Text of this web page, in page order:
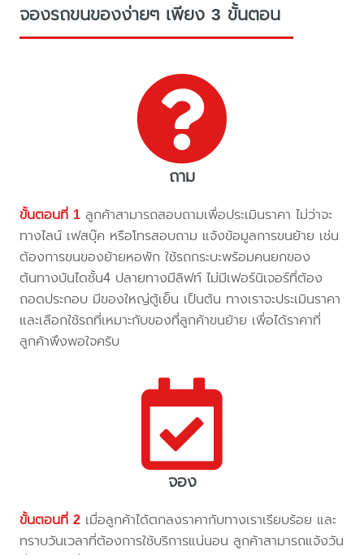
จองรถขนของง่ายๆ เพียง 3 ขั้นตอน
ถาม
ขั้นตอนที่ 1 ลูกค้าสามารถสอบถามเพื่อประเมินราคา ไม่ว่าจะ
ทางไลน์ เฟสบุ๊ค หรือโทรสอบถาม แจ้งข้อมูลการขนย้าย เช่น
ต้องการขนของย้ายหอพัก ใช้รถกระบะพร้อมคนยกของ
ต้นทางบันไดชั้น4 ปลายทางมีลิฟท์ ไม่มีเฟอร์นิเจอร์ที่ต้อง
ถอดประกอบ มีของใหญ่ตู้เย็น เป็นต้น ทางเราจะประเมินราคา
และเลือกใช้รถที่เหมาะกับของที่ลูกค้าขนย้าย เพื่อได้ราคาที่
ลูกค้าพึงพอใจครับ
จอง
ขั้นตอนที่ 2 เมื่อลูกค้าได้ตกลงราคากับทางเราเรียบร้อย และ
ทราบวันเวลาที่ต้องการใช้บริการแน่นอน ลูกค้าสามารถแจ้งวัน